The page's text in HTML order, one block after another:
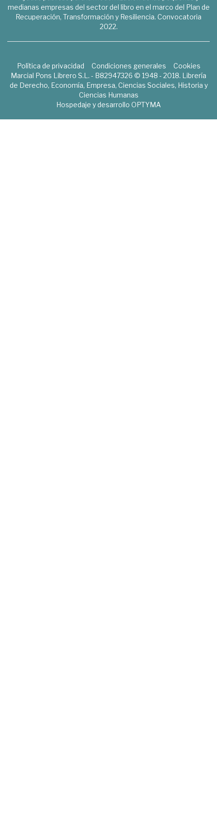
medianas empresas del sector del libro en el marco del Plan de
Recuperación, Transformación y Resiliencia. Convocatoria
2022.
Política de privacidad Condiciones generales
Cookies
Marcial Pons Librero S.L. - B82947326 © 1948 - 2018. Librería
de Derecho, Economía, Empresa, Ciencias Sociales, Historia y
Ciencias Humanas
Hospedaje y desarrollo OPTYMA